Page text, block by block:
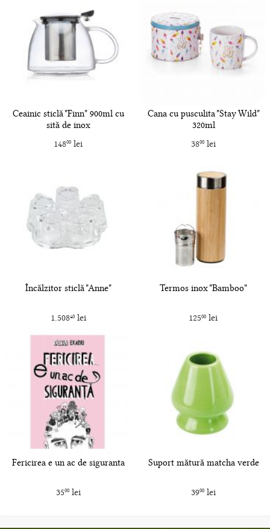
Ceainic sticlă "Finn" 900ml cu
sită de inox
14800 lei
Cana cu pusculita "Stay Wild"
320ml
3800lei
Încălzitor sticlă "Anne"
1.50840lei
Termos inox "Bamboo"
12500 lei
Fericirea e un ac de siguranta
3500lei
Suport mătură matcha verde
3900lei